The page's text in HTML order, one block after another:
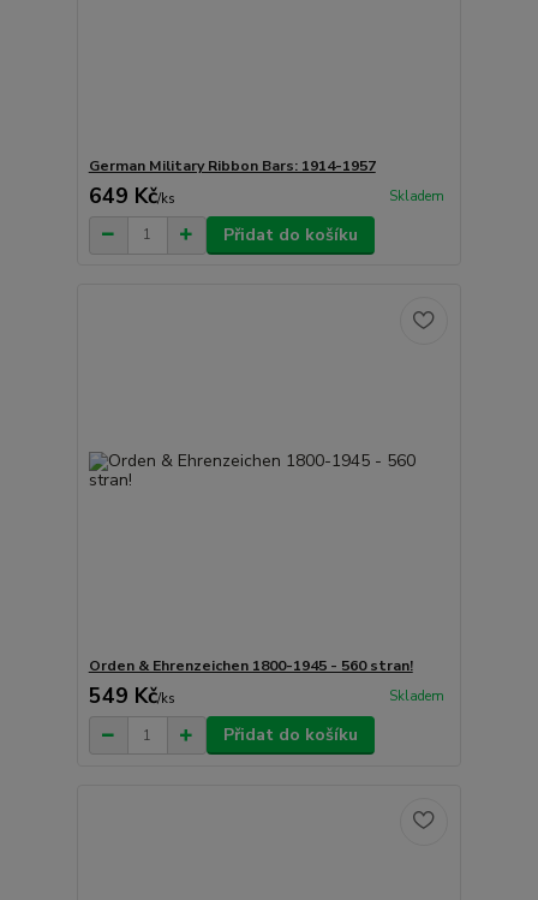
German Military Ribbon Bars: 1914-1957
649 Kč/ks Skladem
Přidat do košíku
Orden & Ehrenzeichen 1800-1945 - 560 stran!
549 Kč/ks Skladem
Přidat do košíku